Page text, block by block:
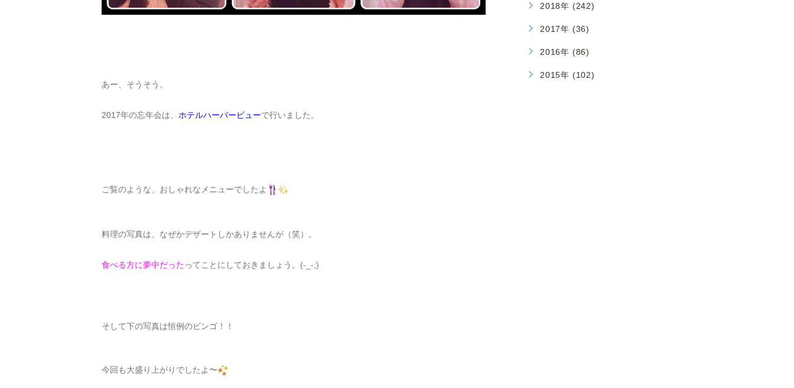
あー、そうそう。
2017年の忘年会は、 ホテルハーバービューで行いました。
ご覧のような、おしゃれなメニューでしたよ
料理の写真は、なぜかデザートしかありませんが（笑）。
食べる方に夢中だったってことにしておきましょう。(-_-;)
そして下の写真は恒例のビンゴ！！
今回も大盛り上がりでしたよ〜
2018年 (242)
2017年 (36)
2016年 (86)
2015年 (102)